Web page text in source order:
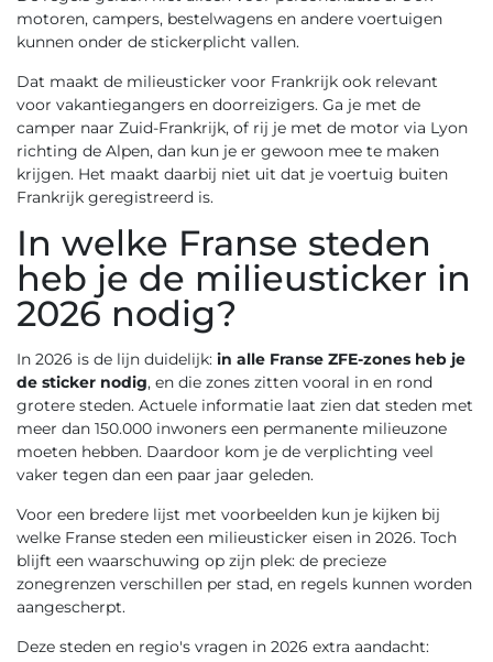
motoren, campers, bestelwagens en andere voertuigen
kunnen onder de stickerplicht vallen.
Dat maakt de milieusticker voor Frankrijk ook relevant
voor vakantiegangers en doorreizigers. Ga je met de
camper naar Zuid-Frankrijk, of rij je met de motor via Lyon
richting de Alpen, dan kun je er gewoon mee te maken
krijgen. Het maakt daarbij niet uit dat je voertuig buiten
Frankrijk geregistreerd is.
In welke Franse steden
heb je de milieusticker in
2026 nodig?
In 2026 is de lijn duidelijk: in alle Franse ZFE-zones heb je
de sticker nodig, en die zones zitten vooral in en rond
grotere steden. Actuele informatie laat zien dat steden met
meer dan 150.000 inwoners een permanente milieuzone
moeten hebben. Daardoor kom je de verplichting veel
vaker tegen dan een paar jaar geleden.
Voor een bredere lijst met voorbeelden kun je kijken bij
welke Franse steden een milieusticker eisen in 2026. Toch
blijft een waarschuwing op zijn plek: de precieze
zonegrenzen verschillen per stad, en regels kunnen worden
aangescherpt.
Deze steden en regio's vragen in 2026 extra aandacht: